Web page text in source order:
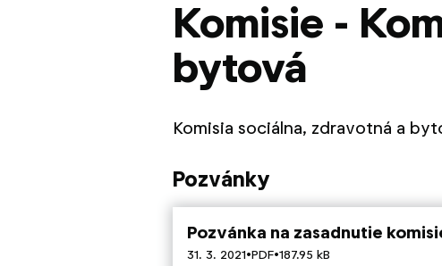
Komisie -
bytová
Komisia sociálna, zdravotná a
Pozvánky
Pozvánka na zasadnutie
31. 3. 2021·PDF·187.95 kB